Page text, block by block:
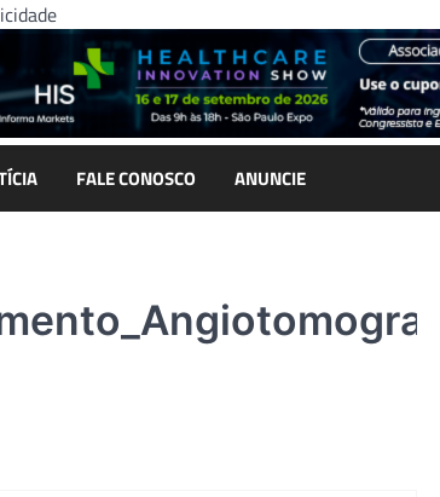
FALE CONOSCO ANUNCIE